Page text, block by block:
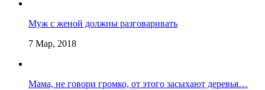
Муж с женой должны разговаривать
7 Мар, 2018
Мама, не говори громко, от этого засыхают деревья…